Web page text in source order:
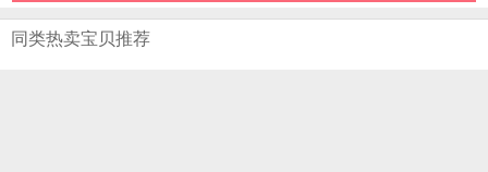
同类热卖宝贝推荐